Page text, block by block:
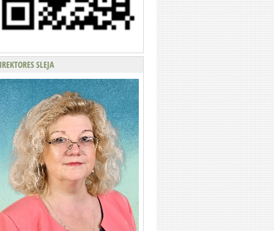
SLEJA